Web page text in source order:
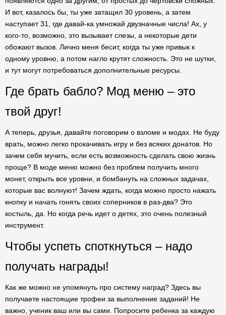
И вот, казалось бы, ты уже затащил 30 уровень, а затем
наступает 31, где давай-ка умножай двузначные числа! Ах, у
кого-то, возможно, это вызывает слезы, а некоторые дети
обожают вызов. Лично меня бесит, когда ты уже привык к
одному уровню, а потом нагло крутят сложность. Это не шутки,
и тут могут потребоваться дополнительные ресурсы.
Где брать бабло? Мод меню – это
твой друг!
А теперь, друзья, давайте поговорим о взломе и модах. Не буду
врать, можно легко прокачивать игру и без всяких донатов. Но
зачем себя мучить, если есть возможность сделать свою жизнь
проще? В моде меню можно без проблем получить много
монет, открыть все уровни, и бомбануть на сложных задачах,
которые вас волнуют! Зачем ждать, когда можно просто нажать
кнопку и начать гонять своих соперников в раз-два? Это
костыль, да. Но когда речь идет о детях, это очень полезный
инструмент.
Чтобы успеть споткнуться – надо
получать награды!
Как же можно не упомянуть про систему наград? Здесь вы
получаете настоящие трофеи за выполнение заданий! Не
важно, ученик ваш или вы сами. Попросите ребенка за каждую